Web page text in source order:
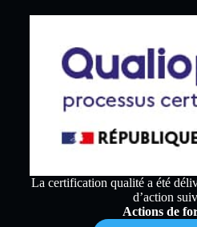
La certification qualité a été
d’action
Actions de